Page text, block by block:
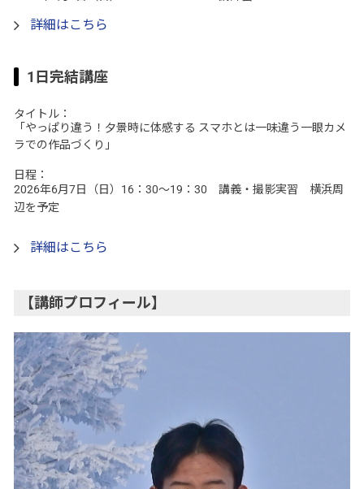
詳細はこちら
1日完結講座
タイトル：
「やっぱり違う！夕景時に体感する スマホとは一味違う一眼カメ
ラでの作品づくり」
日程：
2026年6月7日（日）16：30～19：30 講義・撮影実習 横浜周
辺を予定
詳細はこちら
【講師プロフィール】